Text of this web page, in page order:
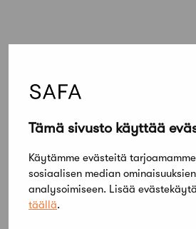
Tämä sivusto käyttää
Käytämme evästeitä
sosiaalisen median
analysoimiseen. Lisää
täällä.
Elokuu,
2026
PE
05